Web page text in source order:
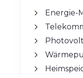
Energie-